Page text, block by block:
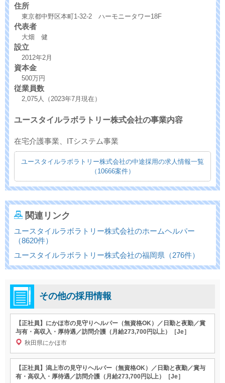
住所
東京都中野区本町1-32-2 ハーモニータワー18F
代表者
大畑 健
設立
2012年2月
資本金
500万円
従業員数
2,075人（2023年7月現在）
ユースタイルラボラトリー株式会社の事業内容
在宅介護事業、ITシステム事業
ユースタイルラボラトリー株式会社の中途採用の求人情報一覧
（10666案件）
関連リンク
ユースタイルラボラトリー株式会社のホームヘルパー
（8620件）
ユースタイルラボラトリー株式会社の福岡県（276件）
その他の採用情報
【正社員】にかほ市の見守りヘルパー（無資格OK）／日勤と夜勤／賞
与有・高収入・厚待遇／訪問介護（月給273,700円以上）［Je］
秋田県にかほ市
【正社員】潟上市の見守りヘルパー（無資格OK）／日勤と夜勤／賞与
有・高収入・厚待遇／訪問介護（月給273,700円以上）［Je］